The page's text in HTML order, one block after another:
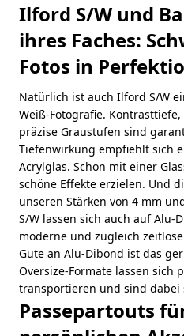
Ilford S/W und
ihres Faches:
Fotos in
Natürlich ist auch Ilford S/W
Weiß-Fotografie.
präzise Graustufen sind
Tiefenwirkung empfiehlt sich
Acrylglas. Schon mit einer
schöne Effekte erzielen. Und
unseren Stärken von 4 mm
S/W lassen sich auch auf Alu-
moderne und zugleich
Gute an Alu-Dibond ist das
Oversize-Formate lassen sich
transportieren und sind
Passepartouts